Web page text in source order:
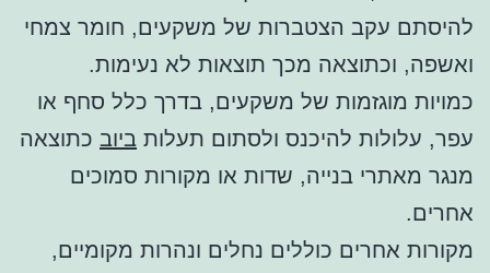
להיסתם עקב הצטברות של משקעים, חומר צמחי
ואשפה, וכתוצאה מכך תוצאות לא נעימות.
כמויות מוגזמות של משקעים, בדרך כלל סחף או
עפר, עלולות להיכנס ולסתום תעלות ביוב כתוצאה
מנגר מאתרי בנייה, שדות או מקורות סמוכים
אחרים.
מקורות אחרים כוללים נחלים ונהרות מקומיים,